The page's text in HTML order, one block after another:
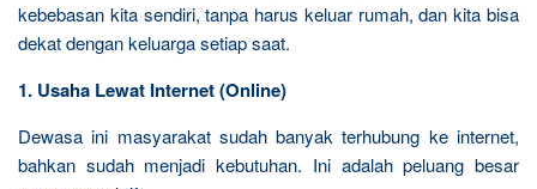
kebebasan kita sendiri, tanpa harus keluar rumah, dan kita bisa
dekat dengan keluarga setiap saat.
1. Usaha Lewat Internet (Online)
Dewasa ini masyarakat sudah banyak terhubung ke internet,
bahkan sudah menjadi kebutuhan. Ini adalah peluang besar